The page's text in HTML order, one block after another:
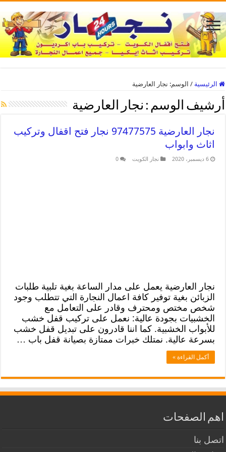
الرئيسية / الوسم: نجار العارضية
أرشيف الوسم : نجار العارضية
نجار العارضية 97477575 نجار فتح اقفال وتركيب
اثاث وابواب
6 ديسمبر، 2020 نجار الكويت 0
نجار العارضية يعمل على مدار الساعة بغية تلبية طلبات
الزبائن بغية توفير كافة اعمال النجارة التي تتطلب وجود
شخص مختص ومحترف وقادر على التعامل مع
الخشبيات بجودة عالية: نعمل على تركيب قفل خشب
للأبواب الخشبية. كما اننا قادرون على تبديل قفل خشب
بسرعة عالية. نمتلك خبرات ممتازة بصيانة قفل باب …
أكمل القراءة »
اهم الصفحات
اتصل بنا